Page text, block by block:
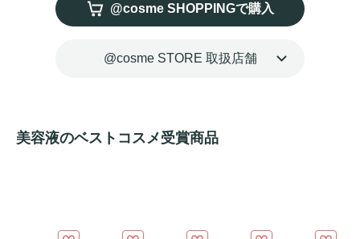
・高分子グルタチオン※1のナノプロセスで肌の奥※2までケ
@cosme SHOPPINGで購入
@cosme STORE 取扱店舗
美容液のベストコスメ受賞商品